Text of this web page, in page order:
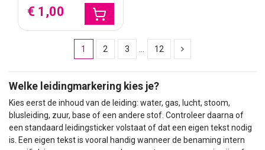
€ 1,00
1 2 3 12
Welke leidingmarkering kies je?
Kies eerst de inhoud van de leiding: water, gas, lucht, stoom,
blusleiding, zuur, base of een andere stof. Controleer daarna of
een standaard leidingsticker volstaat of dat een eigen tekst nodig
is. Een eigen tekst is vooral handig wanneer de benaming intern